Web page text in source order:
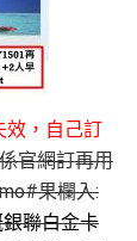
效，自己訂
官網訂再用
果欄入:
聯白金卡